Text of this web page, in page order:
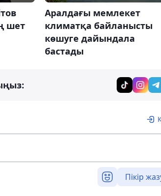
шет
Аралдағы мемлекет
климатқа байланысты
көшуге дайындала
бастады
Пікір